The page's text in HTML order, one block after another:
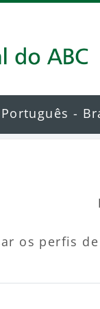
Português -
os perfis